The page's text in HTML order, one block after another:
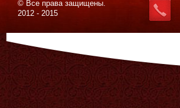
© Все права защищены.
2012 - 2015